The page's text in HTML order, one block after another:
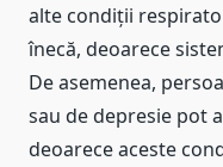
alte condiții
înecă, deoarece
De asemenea,
sau de depresie pot
deoarece aceste